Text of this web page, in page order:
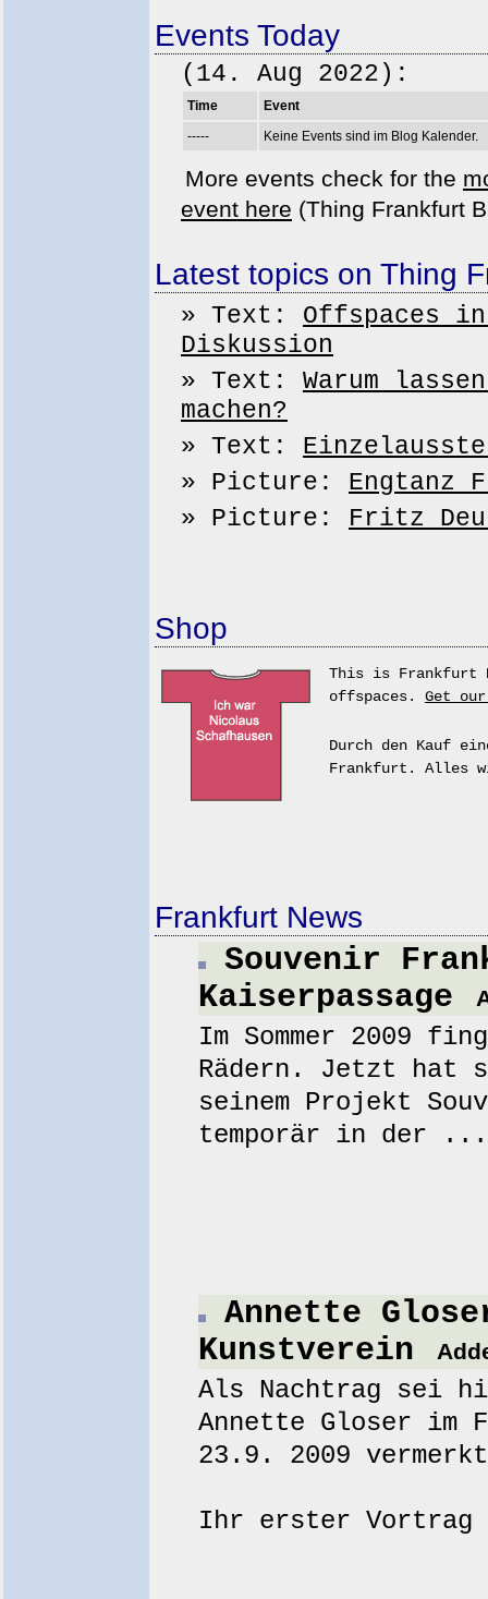
Events Today
(14. Aug 2022):
Time
Event
-----
Keine Events sind im Blog Kalender.
More events check for the
event here (Thing Frankfurt
Latest topics on Thing
» Text: Offspaces
Diskussion
» Text: Warum
machen?
» Text:
» Picture: Engtanz
» Picture: Fritz
Shop
This is Frankfurt
offspaces. Get
Durch den Kauf
Frankfurt. Alles
Frankfurt News
Souvenir
Kaiserpassage
Im Sommer 2009
Rädern. Jetzt hat
seinem Projekt
temporär in der ...
Annette
Kunstverein
Als Nachtrag sei
Annette Gloser im
23.9. 2009
Ihr erster Vortrag